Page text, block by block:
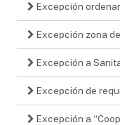
Excepción
Excepción zona
Excepción a
Excepción de
Excepción a